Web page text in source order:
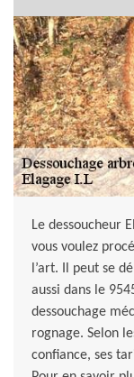
Le dessoucheur
vous voulez
l’art. Il peut se
aussi dans le
dessouchage
rognage. Selon
confiance, ses